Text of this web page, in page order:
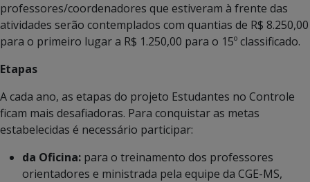
professores/coordenadores que estiveram à frente das
atividades serão contemplados com quantias de R$ 8.250,00
para o primeiro lugar a R$ 1.250,00 para o 15º classificado.
Etapas
A cada ano, as etapas do projeto Estudantes no Controle
ficam mais desafiadoras. Para conquistar as metas
estabelecidas é necessário participar:
da Oficina: para o treinamento dos professores
orientadores e ministrada pela equipe da CGE-MS,